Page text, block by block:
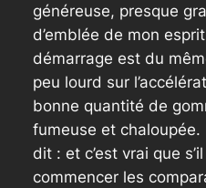
généreuse, presque
d’emblée de mon
démarrage est du
peu lourd sur
bonne quantité de
fumeuse et chaloupée.
dit : et c’est vrai que
commencer les